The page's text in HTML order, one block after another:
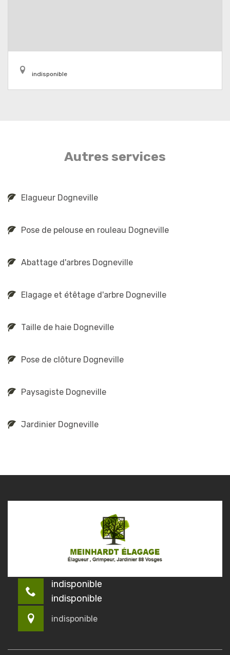
indisponible
Autres services
Elagueur Dogneville
Pose de pelouse en rouleau Dogneville
Abattage d'arbres Dogneville
Elagage et étêtage d'arbre Dogneville
Taille de haie Dogneville
Pose de clôture Dogneville
Paysagiste Dogneville
Jardinier Dogneville
indisponible
indisponible
indisponible